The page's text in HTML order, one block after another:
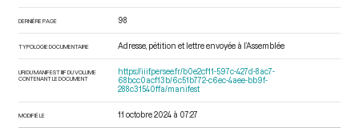
DERNIÈRE PAGE 98
TYPOLOGIE DOCUMENTAIRE Adresse, pétition et lettre envoyée à l’Assemblée
URI DU MANIFEST IIIF DU VOLUME
CONTENANT LE DOCUMENT
https://iiif.persee.fr/b0e2cf11-597c-427d-8ac7-
68bcc0acf13b/6c51b772-c6ec-4aee-bb9f-
288c31540ffa/manifest
MODIFIÉ LE 11 octobre 2024 à 07:27